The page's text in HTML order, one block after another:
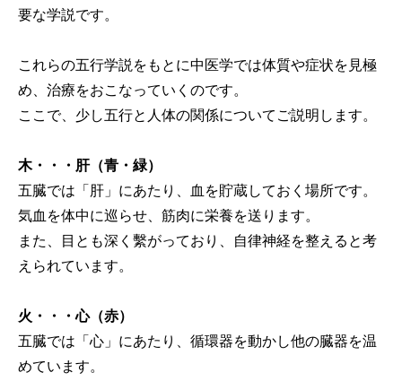
要な学説です。
これらの五行学説をもとに中医学では体質や症状を見極
め、治療をおこなっていくのです。
ここで、少し五行と人体の関係についてご説明します。
木・・・肝（青・緑）
五臓では「肝」にあたり、血を貯蔵しておく場所です。
気血を体中に巡らせ、筋肉に栄養を送ります。
また、目とも深く繫がっており、自律神経を整えると考
えられています。
火・・・心（赤）
五臓では「心」にあたり、循環器を動かし他の臓器を温
めています。